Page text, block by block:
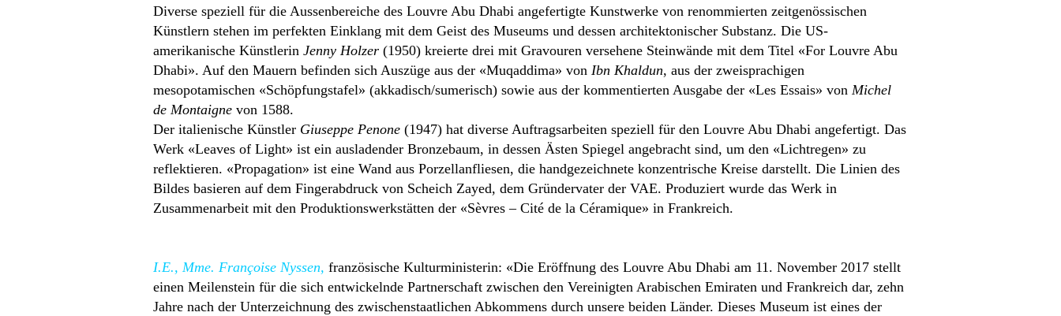
Diverse speziell für die Aussenbereiche des Louvre Abu Dhabi angefertigte Kunstwerke von renommierten zeitgenössischen
Künstlern stehen im perfekten Einklang mit dem Geist des Museums und dessen architektonischer Substanz. Die US-
amerikanische Künstlerin Jenny Holzer (1950) kreierte drei mit Gravouren versehene Steinwände mit dem Titel «For Louvre Abu
Dhabi». Auf den Mauern befinden sich Auszüge aus der «Muqaddima» von Ibn Khaldun, aus der zweisprachigen
mesopotamischen «Schöpfungstafel» (akkadisch/sumerisch) sowie aus der kommentierten Ausgabe der «Les Essais» von Michel
de Montaigne von 1588.
Der italienische Künstler Giuseppe Penone (1947) hat diverse Auftragsarbeiten speziell für den Louvre Abu Dhabi angefertigt. Das
Werk «Leaves of Light» ist ein ausladender Bronzebaum, in dessen Ästen Spiegel angebracht sind, um den «Lichtregen» zu
reflektieren. «Propagation» ist eine Wand aus Porzellanfliesen, die handgezeichnete konzentrische Kreise darstellt. Die Linien des
Bildes basieren auf dem Fingerabdruck von Scheich Zayed, dem Gründervater der VAE. Produziert wurde das Werk in
Zusammenarbeit mit den Produktionswerkstätten der «Sèvres – Cité de la Céramique» in Frankreich.
I.E., Mme. Françoise Nyssen, französische Kulturministerin: «Die Eröffnung des Louvre Abu Dhabi am 11. November 2017 stellt
einen Meilenstein für die sich entwickelnde Partnerschaft zwischen den Vereinigten Arabischen Emiraten und Frankreich dar, zehn
Jahre nach der Unterzeichnung des zwischenstaatlichen Abkommens durch unsere beiden Länder. Dieses Museum ist eines der